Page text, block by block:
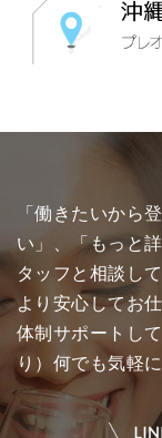
「働きたいから
い」、「もっと
タッフと相談して
より安心してお
体制サポートし
り）何でも気軽